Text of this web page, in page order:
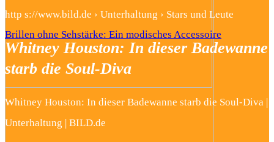
Brillen ohne Sehstärke: Ein modisches Accessoire
http s://www.bild.de › Unterhaltung › Stars und Leute
Whitney Houston: In dieser Badewanne
starb die Soul-Diva
Whitney Houston: In dieser Badewanne starb die Soul-Diva |
Unterhaltung | BILD.de